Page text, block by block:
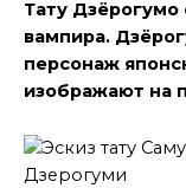
Тату
вампира.
персонаж
изображают на